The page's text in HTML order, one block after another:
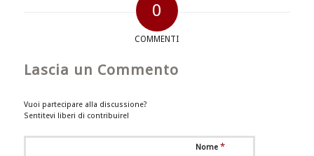
0
COMMENTI
Lascia un Commento
Vuoi partecipare alla discussione?
Sentitevi liberi di contribuire!
Nome *